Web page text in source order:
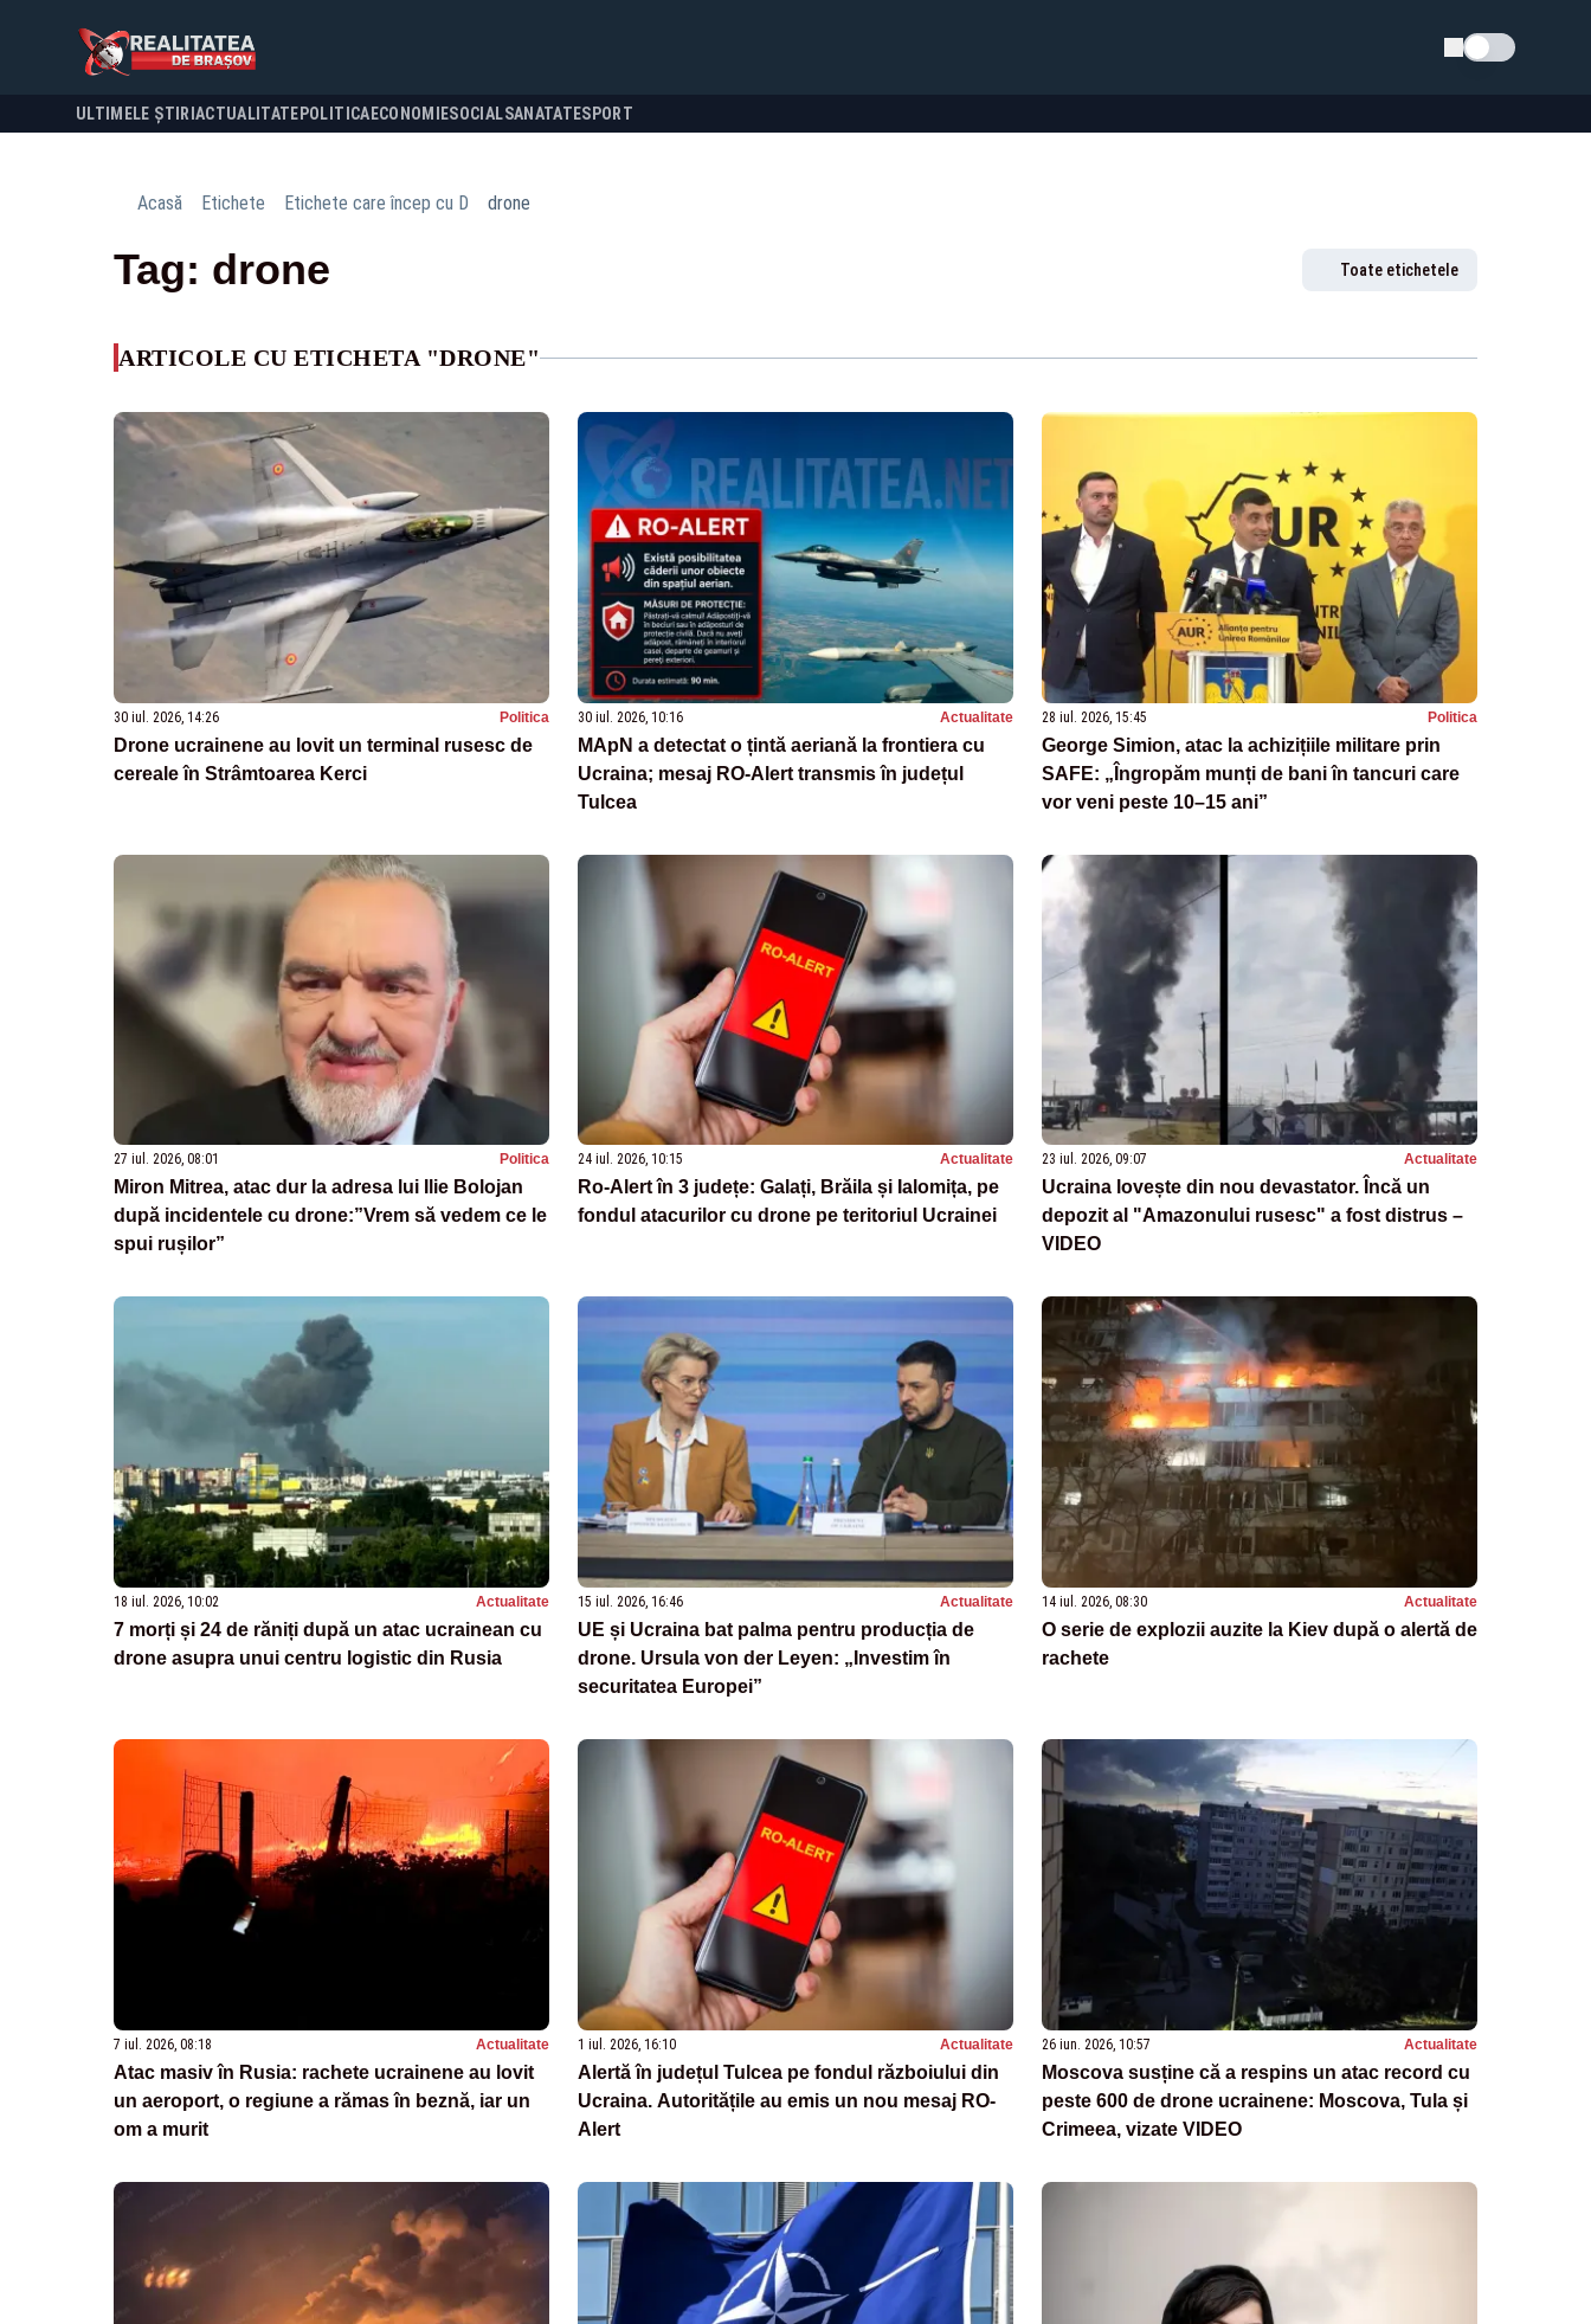
Schimba tema
ULTIMELE ȘTIRI ACTUALITATE POLITICA ECONOMIESOCIALSANATATESPORT
Acasă Etichete Etichete care încep cu D drone
Tag: drone Toate etichetele
ARTICOLE CU ETICHETA "DRONE"
30 iul. 2026, 14:26 Politica
Drone ucrainene au lovit un terminal rusesc de
cereale în Strâmtoarea Kerci
30 iul. 2026, 10:16 Actualitate
MApN a detectat o țintă aeriană la frontiera cu
Ucraina; mesaj RO-Alert transmis în județul
Tulcea
28 iul. 2026, 15:45 Politica
George Simion, atac la achizițiile militare prin
SAFE: „Îngropăm munți de bani în tancuri care
vor veni peste 10–15 ani”
27 iul. 2026, 08:01 Politica
Miron Mitrea, atac dur la adresa lui Ilie Bolojan
după incidentele cu drone:”Vrem să vedem ce le
spui rușilor”
24 iul. 2026, 10:15 Actualitate
Ro‑Alert în 3 județe: Galați, Brăila și Ialomița, pe
fondul atacurilor cu drone pe teritoriul Ucrainei
23 iul. 2026, 09:07 Actualitate
Ucraina lovește din nou devastator. Încă un
depozit al "Amazonului rusesc" a fost distrus –
VIDEO
18 iul. 2026, 10:02 Actualitate
7 morți și 24 de răniți după un atac ucrainean cu
drone asupra unui centru logistic din Rusia
15 iul. 2026, 16:46 Actualitate
UE și Ucraina bat palma pentru producția de
drone. Ursula von der Leyen: „Investim în
securitatea Europei”
14 iul. 2026, 08:30 Actualitate
O serie de explozii auzite la Kiev după o alertă de
rachete
7 iul. 2026, 08:18 Actualitate
Atac masiv în Rusia: rachete ucrainene au lovit
un aeroport, o regiune a rămas în beznă, iar un
om a murit
1 iul. 2026, 16:10 Actualitate
Alertă în județul Tulcea pe fondul războiului din
Ucraina. Autoritățile au emis un nou mesaj RO-
Alert
26 iun. 2026, 10:57 Actualitate
Moscova susține că a respins un atac record cu
peste 600 de drone ucrainene: Moscova, Tula și
Crimeea, vizate VIDEO